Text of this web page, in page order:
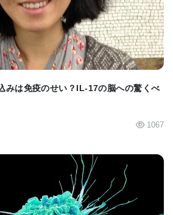
トが必要である。
胞
OF MICHIGAN ROGEL
みは免疫のせい？IL-17の脳への驚くべ
1067